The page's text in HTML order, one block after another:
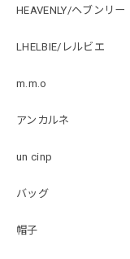
HEAVENLY/ヘブンリー
LHELBIE/レルビエ
m.m.o
アンカルネ
un cinp
バッグ
帽子